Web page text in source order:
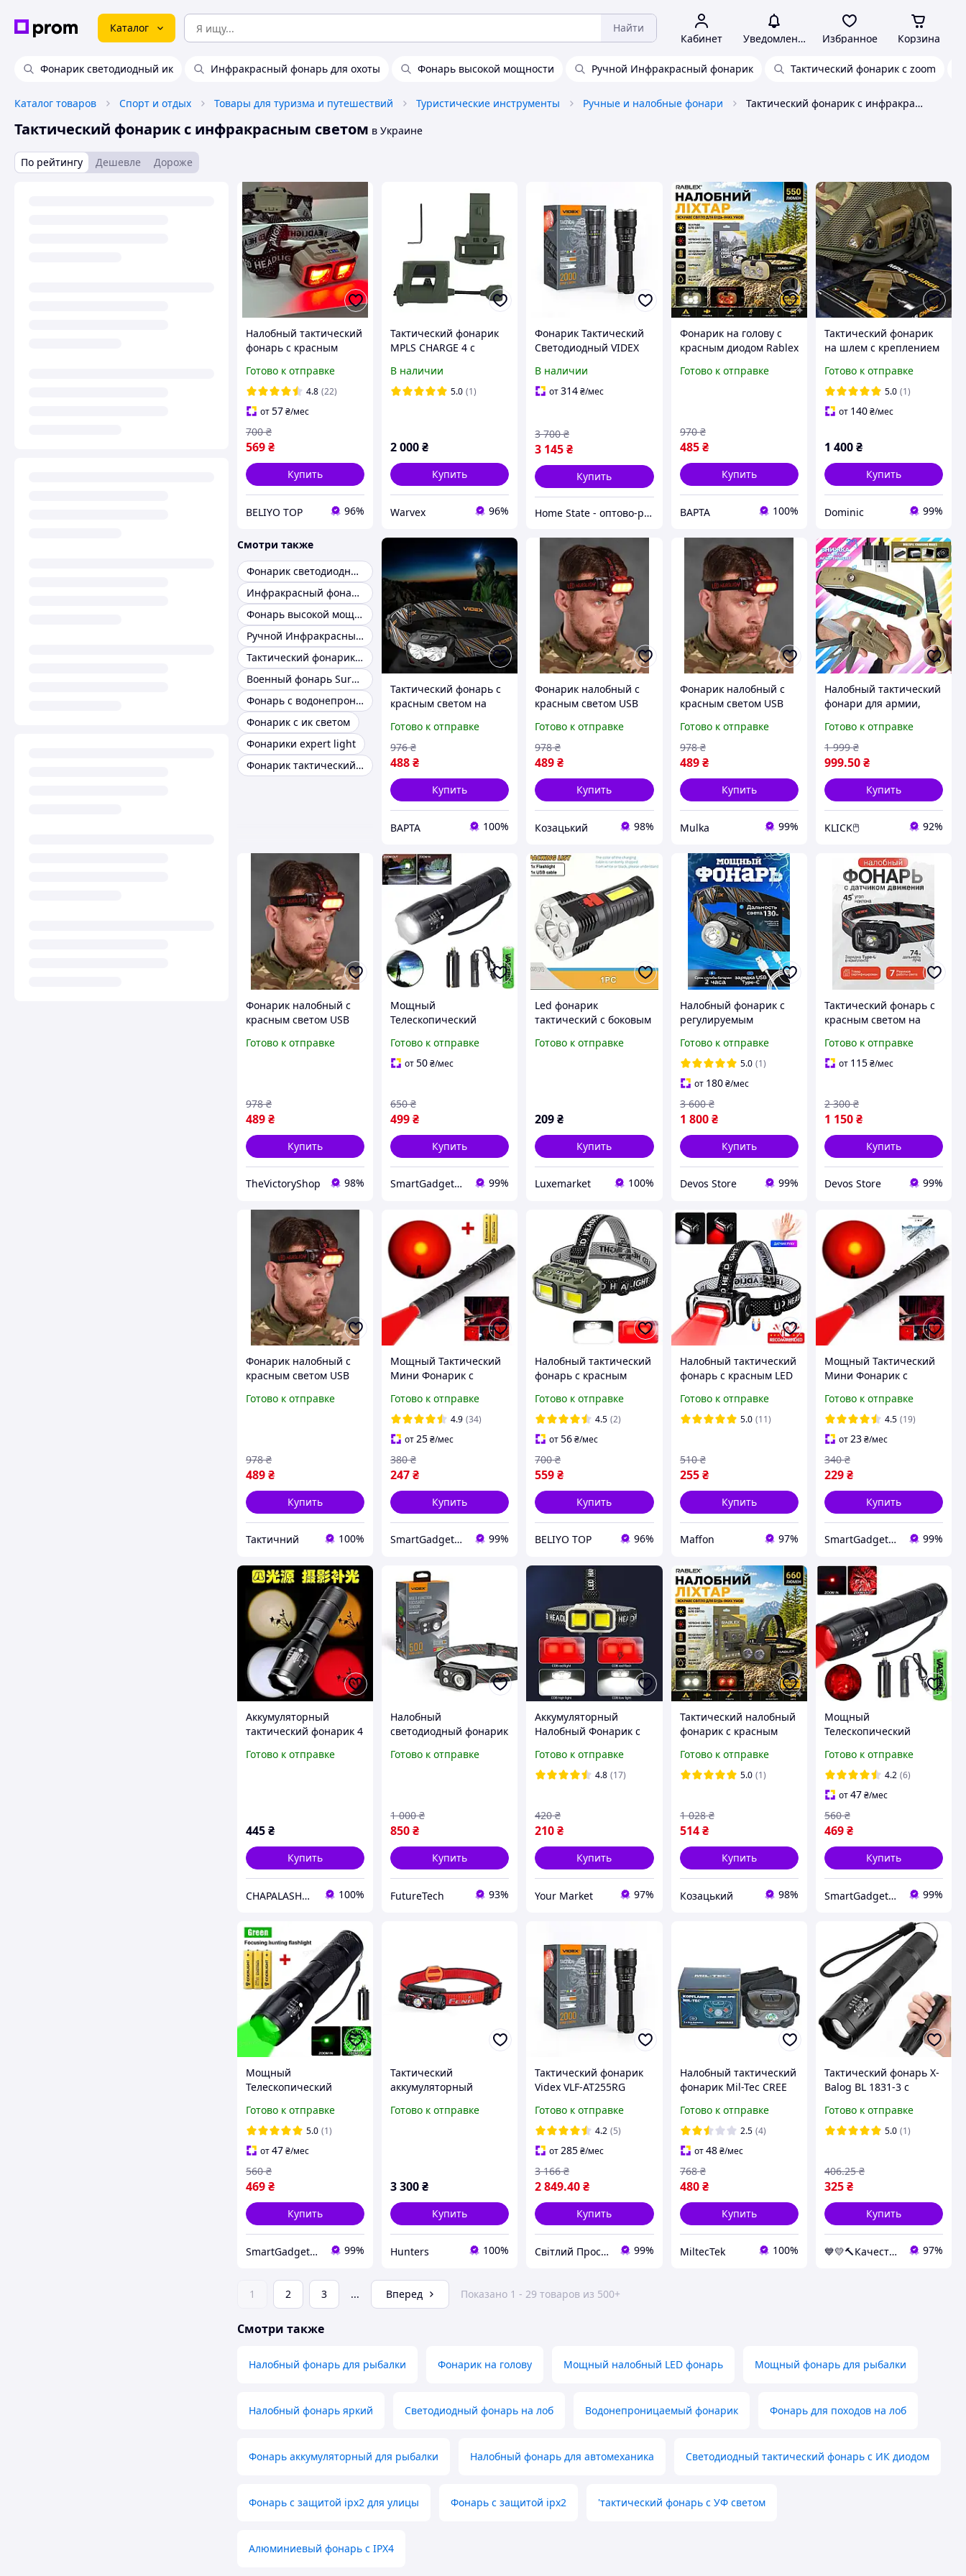
Каталог Найти
Кабинет Уведомления Избранное Корзина
Фонарик светодиодный ик Инфракрасный фонарь для охоты Фонарь высокой мощности Ручной Инфракрасный фонарик Тактический фонарик с zoom
Каталог товаров Спорт и отдых Товары для туризма и путешествий Туристические инструменты Ручные и налобные фонари Тактический фонарик с инфракрасным светом
Тактический фонарик с инфракрасным светом в Украине
По рейтингу Дешевле Дороже
Налобный тактический
фонарь с красным
налобный 18650
аккумуляторный
фонарь на лоб USB
Type-C койот
Готово к отправке
4.8 (22)
от57₴/мес
569₴
700 ₴
Купить
BELIYO TOP 96%
Тактический фонарик
MPLS CHARGE 4 с
В наличии
5.0 (1)
2 000₴
Купить
Warvex 96%
Фонарик Тактический
Светодиодный VIDEX
5000K - Мощный для
Охоты Службы и
В наличии
от314₴/мес
3 145₴
3 700 ₴
Купить
Home State - оптово-роздрібний інтернет магазин
Фонарик на голову с
красным диодом Rablex
мА·г, аккумуляторный
Готово к отправке
485 ₴
970 ₴
Купить
ВАРТА 100%
Тактический фонарик
на шлем с креплением
для военных на каску/
Армейский фонарик
Койот
Готово к отправке
5.0 (1)
от 140₴/мес
1 400₴
Купить
Dominic 99%
Смотри также
Фонарик светодиодный ик
Инфракрасный фонарь для охоты
Фонарь высокой мощности
Ручной Инфракрасный фонарик
Тактический фонарик с zoom
Военный фонарь SureFire
Фонарь с водонепроницаемостью IPX8
Фонарик с ик светом
Фонарики expert light
Фонарик тактический инфракрасный
Тактический фонарь с
красным светом на
C) Мощный
аккумуляторный
фонарик на голову,
OLN
Готово к отправке
488₴
976 ₴
Купить
ВАРТА 100%
Фонарик налобный с
красным светом USB
налобный фонарь для
зсу Mn8ig
Готово к отправке
489₴
978 ₴
Купить
Козацький 98%
Фонарик налобный с
красным светом USB
налобный фонарь для
зсу Lp0ty
Готово к отправке
489 ₴
978 ₴
Купить
Mulka 99%
Налобный тактический
фонари для армии,
міцним корпусом і
яскравим світлом
Готово к отправке
999.50₴
1 999 ₴
Купить
KLICK🖱️ 92%
Фонарик налобный с
красным светом USB
налобный фонарь для
Готово к отправке
489₴
978 ₴
Купить
TheVictoryShop 98%
Мощный
Телескопический
в 1 с белым светом /
LED фонарь +
Готово к отправке
от50₴/мес
499₴
650 ₴
Купить
SmartGadgetUA 99%
Led фонарик
тактический с боковым
Готово к отправке
209₴
Купить
Luxemarket 100%
Налобный фонарик с
регулируемым
130м), Тактический
фонарь с красным
светом на каску, DVS
Готово к отправке
5.0 (1)
от 180 ₴/мес
1 800 ₴
3 600 ₴
Купить
Devos Store 99%
Тактический фонарь с
красным светом на
режимов), Топ-
фонарик, DVS
Готово к отправке
от 115₴/мес
1 150₴
2 300 ₴
Купить
Devos Store 99%
Фонарик налобный с
красным светом USB
налобный фонарь для
Готово к отправке
489₴
978 ₴
Купить
Тактичний 100%
Мощный Тактический
Мини Фонарик с
светодиодный LED
фонарь / + две
батарейки ААА
Готово к отправке
4.9 (34)
от25₴/мес
247₴
380 ₴
Купить
SmartGadgetUA 99%
Налобный тактический
фонарь с красным
налобный 18650
аккумуляторный
фонарь на лоб
мультикам USB Type-C
Готово к отправке
4.5 (2)
от56₴/мес
559₴
700 ₴
Купить
BELIYO TOP 96%
Налобный тактический
фонарь с красным LED
с 2×18650, зарядка
Type-C
Готово к отправке
5.0 (11)
255 ₴
510 ₴
Купить
Maffon 97%
Мощный Тактический
Мини Фонарик с
светодиодный LED
фонарь
Готово к отправке
4.5 (19)
от23₴/мес
229₴
340 ₴
Купить
SmartGadgetUA 99%
Аккумуляторный
тактический фонарик 4
(белый, желтый,
Готово к отправке
445₴
Купить
CHAPALASHKA / ЧАПАЛАШКА - магазин актуальных вещей 100%
Налобный
светодиодный фонарик
5000K, USB-C, сенсор,
Готово к отправке
850₴
1 000 ₴
Купить
FutureTech 93%
Аккумуляторный
Налобный Фонарик с
режима Тактический
фонарь с Красным
Готово к отправке
4.8 (17)
210₴
420 ₴
Купить
Your Market 97%
Тактический налобный
фонарик с красным
4×COB зарядка Type-C
сенсорный Fg5al
Готово к отправке
5.0 (1)
514 ₴
1 028 ₴
Купить
Козацький 98%
Мощный
Телескопический
в 1 с красным светом /
LED фонарь +
Аккумулятор 18650 +
зарядка
Готово к отправке
4.2 (6)
от47₴/мес
469₴
560 ₴
Купить
SmartGadgetUA 99%
Мощный
Телескопический
в 1 с зелёным светом /
светодиодный LED
фонарь + батарейки
Готово к отправке
5.0 (1)
от47₴/мес
469₴
560 ₴
Купить
SmartGadgetUA 99%
Тактический
аккумуляторный
Magma, мощный
Готово к отправке
3 300₴
Купить
Hunters 100%
Тактический фонарик
Videx VLF-AT255RG
USB-C с красным/
зеленым светом
Готово к отправке
4.2 (5)
от285₴/мес
2 849.40₴
3 166 ₴
Купить
Світлий Простір 99%
Налобный тактический
фонарик Mil-Tec CREE
светом (15168002)
Готово к отправке
2.5 (4)
от48 ₴/мес
480 ₴
768 ₴
Купить
MiltecTek 100%
Тактический фонарь X-
Balog BL 1831-3 с
светодиодный
аккумуляторный
Готово к отправке
5.0 (1)
325₴
406.25 ₴
Купить
💙💛🔨Качественный товар с доставкой по Украине🎁％🚚 ⤵ 97%
1 2 3 ... Вперед Показано 1 - 29 товаров из 500+
Смотри также
Налобный фонарь для рыбалки Фонарик на голову Мощный налобный LED фонарь Мощный фонарь для рыбалки
Налобный фонарь яркий Светодиодный фонарь на лоб Водонепроницаемый фонарик Фонарь для походов на лоб
Фонарь аккумуляторный для рыбалки Налобный фонарь для автомеханика Светодиодный тактический фонарь с ИК диодом
Фонарь с защитой ipx2 для улицы Фонарь с защитой ipx2 'тактический фонарь с УФ светом
Алюминиевый фонарь с IPX4